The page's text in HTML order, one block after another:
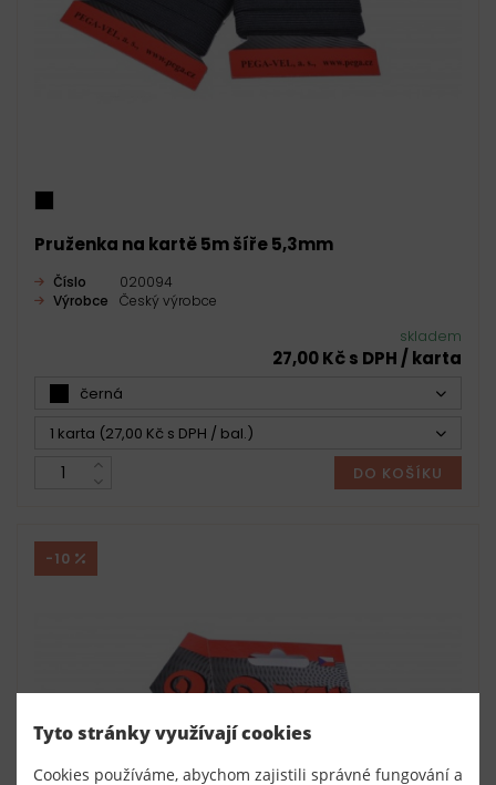
Pruženka na kartě 5m šíře 5,3mm
Číslo
020094
Výrobce
Český výrobce
skladem
27,00 Kč s DPH / karta
černá
1 karta (27,00 Kč s DPH / bal.)
DO KOŠÍKU
-10
Tyto stránky využívají cookies
Cookies používáme, abychom zajistili správné fungování a